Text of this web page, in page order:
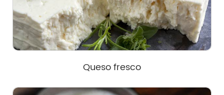
Queso fresco